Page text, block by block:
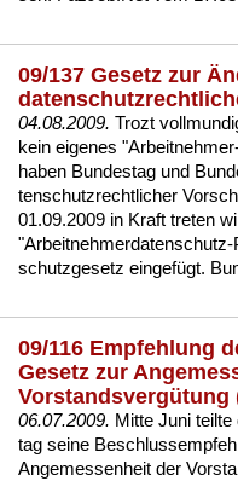
09/137 Gesetz zur
04.08.2009. Trozt
kein ei­ge­nes
ha­ben Bun­des­tag und
ten­schutz­recht­li­cher
01.09.2009 in Kraft tre­ten
schutz­ge­setz ein­gefügt.
09/116 Empfehlung
Gesetz zur
Vorstandsvergütung
06.07.2009. Mit­te Ju­ni
tag sei­ne
An­ge­mes­sen­heit der